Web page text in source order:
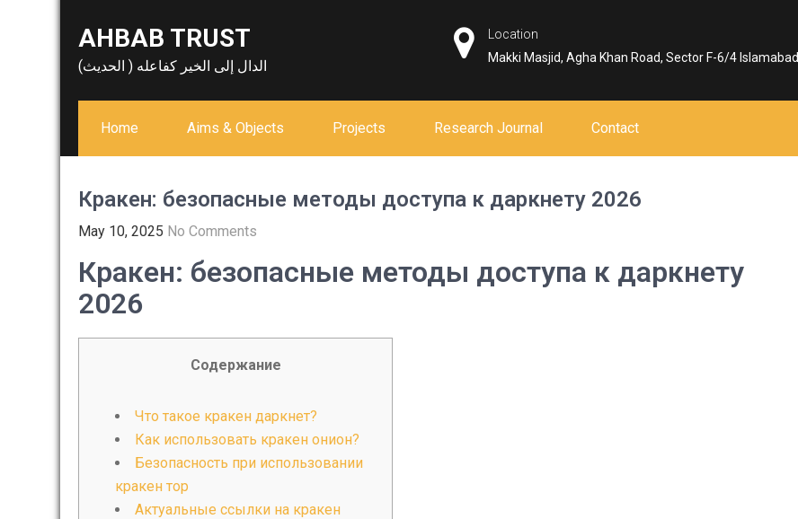
AHBAB TRUST
الدال إلى الخير كفاعله ( الحديث)
Location
Makki Masjid, Agha Khan Road, Sector F-6/4 Islamabad
Home Aims & Objects Projects Research Journal Contact
Кракен: безопасные методы доступа к даркнету 2026
May 10, 2025 No Comments
Кракен: безопасные методы доступа к даркнету
2026
Содержание
Что такое кракен даркнет?
Как использовать кракен онион?
Безопасность при использовании
кракен тор
Актуальные ссылки на кракен